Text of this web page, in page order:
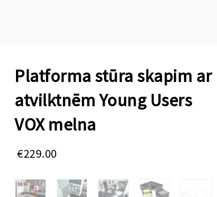
Platforma stūra skapim ar
atvilktnēm Young Users
VOX melna
€229.00